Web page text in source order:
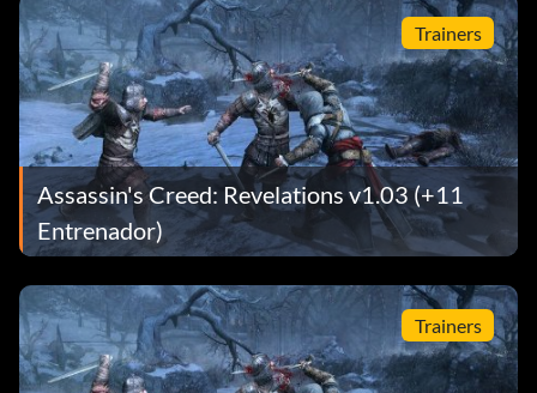
Trainers
Assassin's Creed: Revelations v1.03 (+11
Entrenador)
Trainers